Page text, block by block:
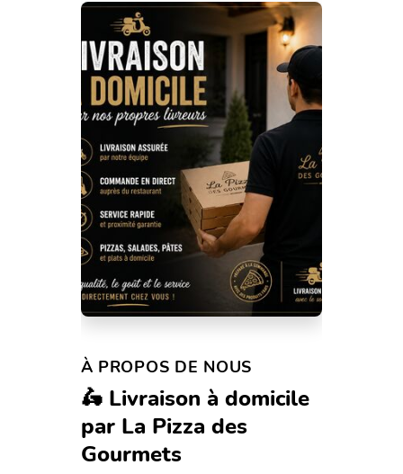
À PROPOS DE NOUS
🛵 Livraison à domicile
par La Pizza des
Gourmets